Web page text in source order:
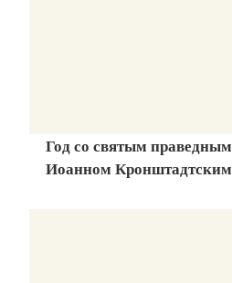
Год со святым праведным
Иоанном Кронштадтским